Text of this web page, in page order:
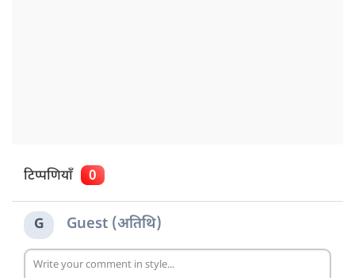
टिप्पणियाँ 0
G Guest (अतिथि)